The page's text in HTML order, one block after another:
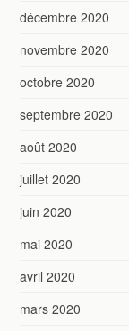
décembre 2020
novembre 2020
octobre 2020
septembre 2020
août 2020
juillet 2020
juin 2020
mai 2020
avril 2020
mars 2020